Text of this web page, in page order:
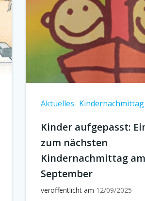
Aktuelles Kindernachmittag
Kinder aufgepasst:
zum nächsten
Kindernachmittag
September
veröffentlicht am 12/09/2025